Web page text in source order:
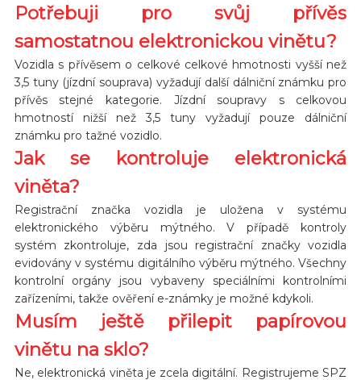
Potřebuji pro svůj přívěs
samostatnou elektronickou vinětu?
Vozidla s přívěsem o celkové celkové hmotnosti vyšší než
3,5 tuny (jízdní souprava) vyžadují další dálniční známku pro
přívěs stejné kategorie. Jízdní soupravy s celkovou
hmotností nižší než 3,5 tuny vyžadují pouze dálniční
známku pro tažné vozidlo.
Jak se kontroluje elektronická
viněta?
Registrační značka vozidla je uložena v systému
elektronického výběru mýtného. V případě kontroly
systém zkontroluje, zda jsou registrační značky vozidla
evidovány v systému digitálního výběru mýtného. Všechny
kontrolní orgány jsou vybaveny speciálními kontrolními
zařízeními, takže ověření e-známky je možné kdykoli.
Musím ještě přilepit papírovou
vinětu na sklo?
Ne, elektronická viněta je zcela digitální. Registrujeme SPZ